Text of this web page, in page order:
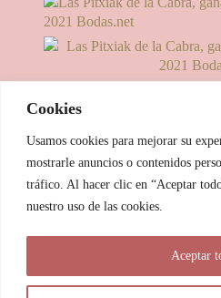
Cookies
Usamos cookies para mejorar su
mostrarle anuncios o contenidos
tráfico. Al hacer clic en “Aceptar
nuestro uso de las cookies.
Aceptar
© 2025 Las
María Temprano Sanjurjo | C/ Río